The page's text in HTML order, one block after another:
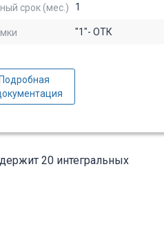
срок (мес.) 1
"1"- ОТК
Подробная
20 интегральных